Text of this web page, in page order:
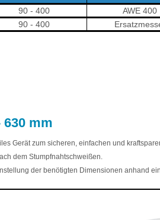
90 - 400
AWE 400
90 - 400
mm
Gerät zum sicheren, einfachen und
dem Stumpfnahtschweißen.
der benötigten Dimensionen anhand